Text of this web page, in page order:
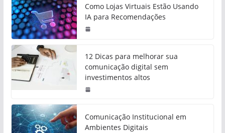
Como Lojas Virtuais Estão Usando
IA para Recomendações
12 Dicas para melhorar sua
comunicação digital sem
investimentos altos
Comunicação Institucional em
Ambientes Digitais